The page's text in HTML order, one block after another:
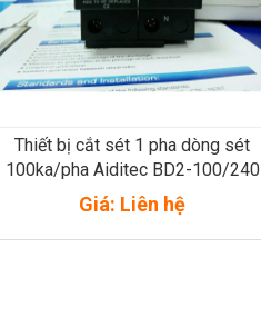
Thiết bị cắt sét 1 pha dòng sét
100ka/pha Aiditec BD2-100/240
Giá: Liên hệ